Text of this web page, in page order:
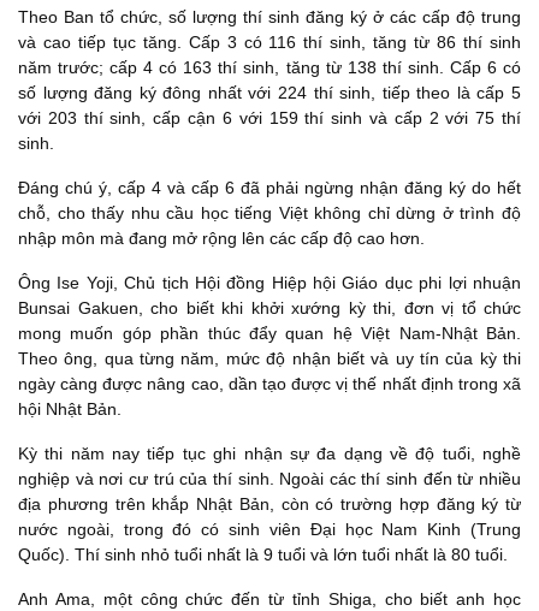
Theo Ban tổ chức, số lượng thí sinh đăng ký ở các cấp độ trung
và cao tiếp tục tăng. Cấp 3 có 116 thí sinh, tăng từ 86 thí sinh
năm trước; cấp 4 có 163 thí sinh, tăng từ 138 thí sinh. Cấp 6 có
số lượng đăng ký đông nhất với 224 thí sinh, tiếp theo là cấp 5
với 203 thí sinh, cấp cận 6 với 159 thí sinh và cấp 2 với 75 thí
sinh.
Đáng chú ý, cấp 4 và cấp 6 đã phải ngừng nhận đăng ký do hết
chỗ, cho thấy nhu cầu học tiếng Việt không chỉ dừng ở trình độ
nhập môn mà đang mở rộng lên các cấp độ cao hơn.
Ông Ise Yoji, Chủ tịch Hội đồng Hiệp hội Giáo dục phi lợi nhuận
Bunsai Gakuen, cho biết khi khởi xướng kỳ thi, đơn vị tổ chức
mong muốn góp phần thúc đẩy quan hệ Việt Nam-Nhật Bản.
Theo ông, qua từng năm, mức độ nhận biết và uy tín của kỳ thi
ngày càng được nâng cao, dần tạo được vị thế nhất định trong xã
hội Nhật Bản.
Kỳ thi năm nay tiếp tục ghi nhận sự đa dạng về độ tuổi, nghề
nghiệp và nơi cư trú của thí sinh. Ngoài các thí sinh đến từ nhiều
địa phương trên khắp Nhật Bản, còn có trường hợp đăng ký từ
nước ngoài, trong đó có sinh viên Đại học Nam Kinh (Trung
Quốc). Thí sinh nhỏ tuổi nhất là 9 tuổi và lớn tuổi nhất là 80 tuổi.
Anh Ama, một công chức đến từ tỉnh Shiga, cho biết anh học